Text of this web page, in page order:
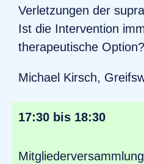
Verletzungen der
Ist die Intervention
therapeutische Option?
Michael Kirsch,
17:30 bis 18:30